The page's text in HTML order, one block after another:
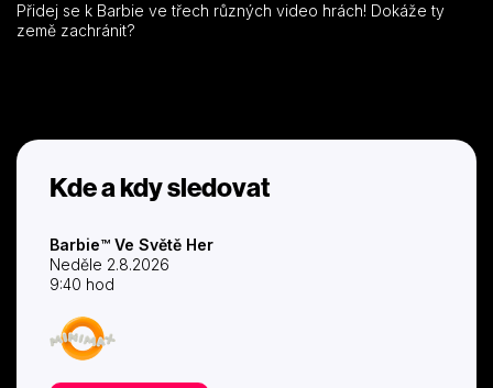
Přidej se k Barbie ve třech různých video hrách! Dokáže ty
země zachránit?
Kde a kdy sledovat
Barbie™ Ve Světě Her
Neděle 2.8.2026
9:40 hod